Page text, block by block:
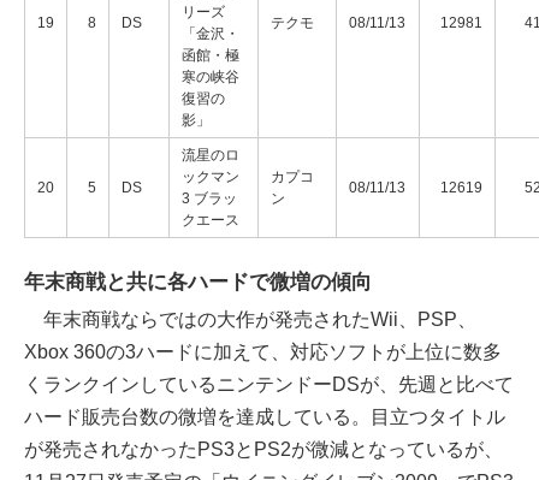
19 8 DS
リーズ
「金沢・
函館・極
寒の峡谷
復習の
影」
テクモ 08/11/13 12981
20 5 DS
流星のロ
ックマン
3 ブラッ
クエース
カプコ
ン
08/11/13 12619
年末商戦と共に各ハードで微増の傾向
年末商戦ならではの大作が発売されたWii、PSP、
Xbox 360の3ハードに加えて、対応ソフトが上位に数多
くランクインしているニンテンドーDSが、先週と比べて
ハード販売台数の微増を達成している。目立つタイトル
が発売されなかったPS3とPS2が微減となっているが、